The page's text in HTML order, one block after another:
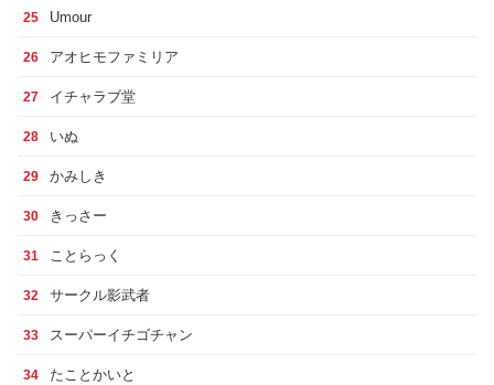
25 Umour
26 アオヒモファミリア
27 イチャラブ堂
28 いぬ
29 かみしき
30 きっさー
31 ことらっく
32 サークル影武者
33 スーパーイチゴチャン
34 たことかいと